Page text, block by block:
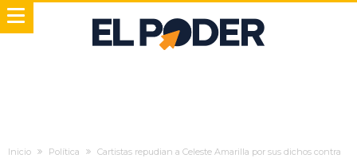
Inicio Política
Cartistas repudian a Celeste Amarilla por sus dichos contra